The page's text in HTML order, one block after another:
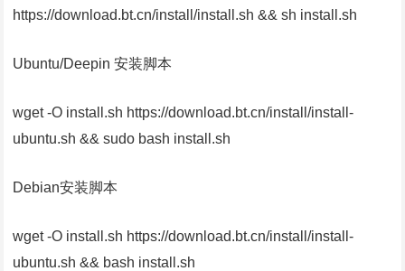
https://download.bt.cn/install/install.sh && sh install.sh
Ubuntu/Deepin 安装脚本
wget -O install.sh https://download.bt.cn/install/install-
ubuntu.sh && sudo bash install.sh
Debian安装脚本
wget -O install.sh https://download.bt.cn/install/install-
ubuntu.sh && bash install.sh